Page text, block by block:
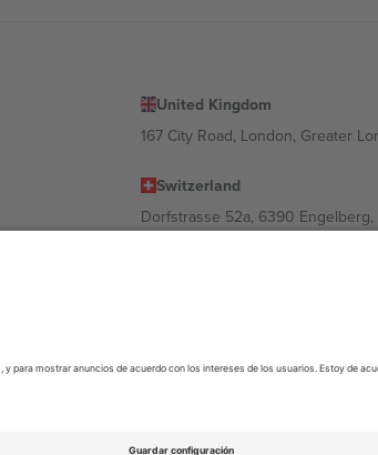
United Kingdom
167 City Road, London, Greater
Switzerland
Dorfstrasse 52a, 6390
CDMX, Mexico
Todos los derechos reservados.